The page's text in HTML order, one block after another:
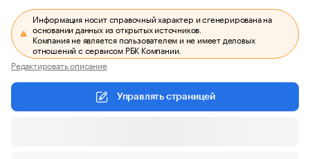
Информация носит справочный характер и сгенерирована на
основании данных из открытых источников.
Компания не является пользователем и не имеет деловых
отношений с сервисом РБК Компании.
Редактировать описание
Управлять страницей